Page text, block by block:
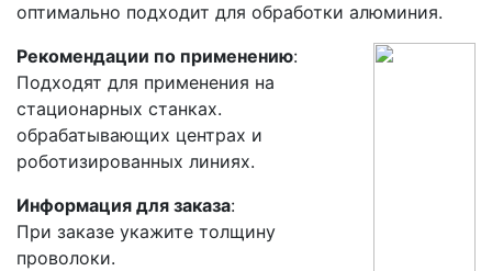
оптимально подходит для обработки алюминия.
Рекомендации по применению:
Подходят для применения на
стационарных станках.
обрабатывающих центрах и
роботизированных линиях.
Информация для заказа:
При заказе укажите толщину
проволоки.